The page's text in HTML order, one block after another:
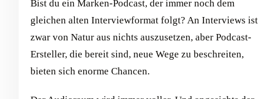
Bist du ein Marken-Podcast, der immer noch dem
gleichen alten Interviewformat folgt? An Interviews ist
zwar von Natur aus nichts auszusetzen, aber Podcast-
Ersteller, die bereit sind, neue Wege zu beschreiten,
bieten sich enorme Chancen.